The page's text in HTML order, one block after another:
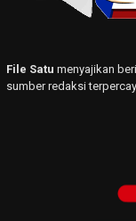
File Satu menyajikan
sumber redaksi